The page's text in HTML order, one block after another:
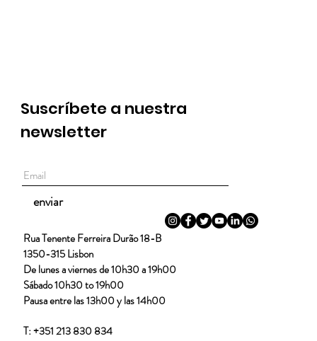
Rua Tenente Ferreira Durão 18-B
1350-315 Lisbon
De lunes a viernes de 10h30 a 19h00
Sábado 10h30 to 19h00
Pausa entre las 13h00 y las 14h00
T: +351 213 830 834
enviar
Suscríbete a nuestra
newsletter